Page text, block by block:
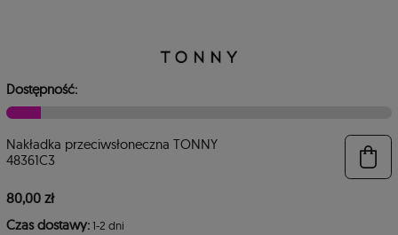
Dostępność:
Nakładka przeciwsłoneczna TONNY
48361C3
80,00 zł
Czas dostawy: 1-2 dni